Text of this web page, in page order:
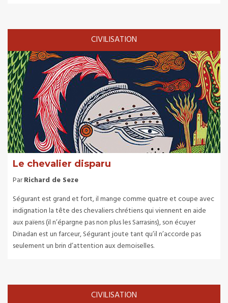
CIVILISATION
Le chevalier disparu
ParRichard de Seze
Ségurant est grand et fort, il mange comme quatre et coupe avec
indignation la tête des chevaliers chrétiens qui viennent en aide
aux païens (il n’épargne pas non plus les Sarrasins), son écuyer
Dinadan est un farceur, Ségurant joute tant qu’il n’accorde pas
seulement un brin d’attention aux demoiselles.
CIVILISATION